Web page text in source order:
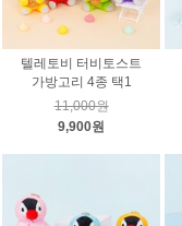
텔레토비 터비토스트
가방고리 4종 택1
11,000원
9,900원